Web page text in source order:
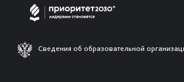
Сведения об образовательной